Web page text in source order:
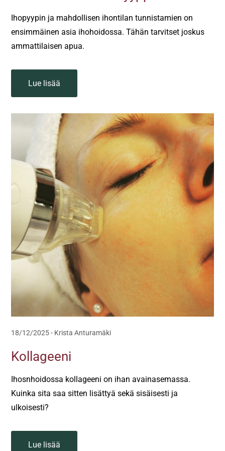
Ihopyypin ja mahdollisen ihontilan tunnistamien on
ensimmäinen asia ihohoidossa. Tähän tarvitset joskus
ammattilaisen apua.
Lue lisää
18/12/2025 - Krista Anturamäki
Kollageeni
Ihosnhoidossa kollageeni on ihan avainasemassa.
Kuinka sita saa sitten lisättyä sekä sisäisesti ja
ulkoisesti?
Lue lisää